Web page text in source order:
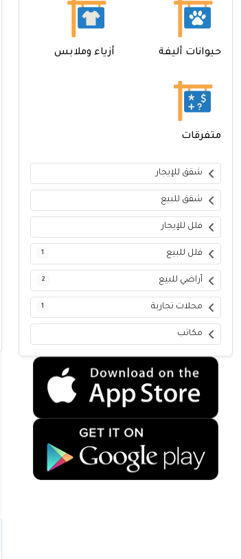
حيوانات أليفة أزياء وملابس
متفرقات
شقق للإيجار
شقق للبيع
فلل للإيجار
فلل للبيع 1
أراضي للبيع 2
محلات تجارية 1
مكاتب